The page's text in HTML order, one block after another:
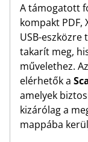
A támogatott
kompakt PDF,
USB-
takarít meg,
művelethez.
elérhetők a
amelyek
kizárólag a
mappába